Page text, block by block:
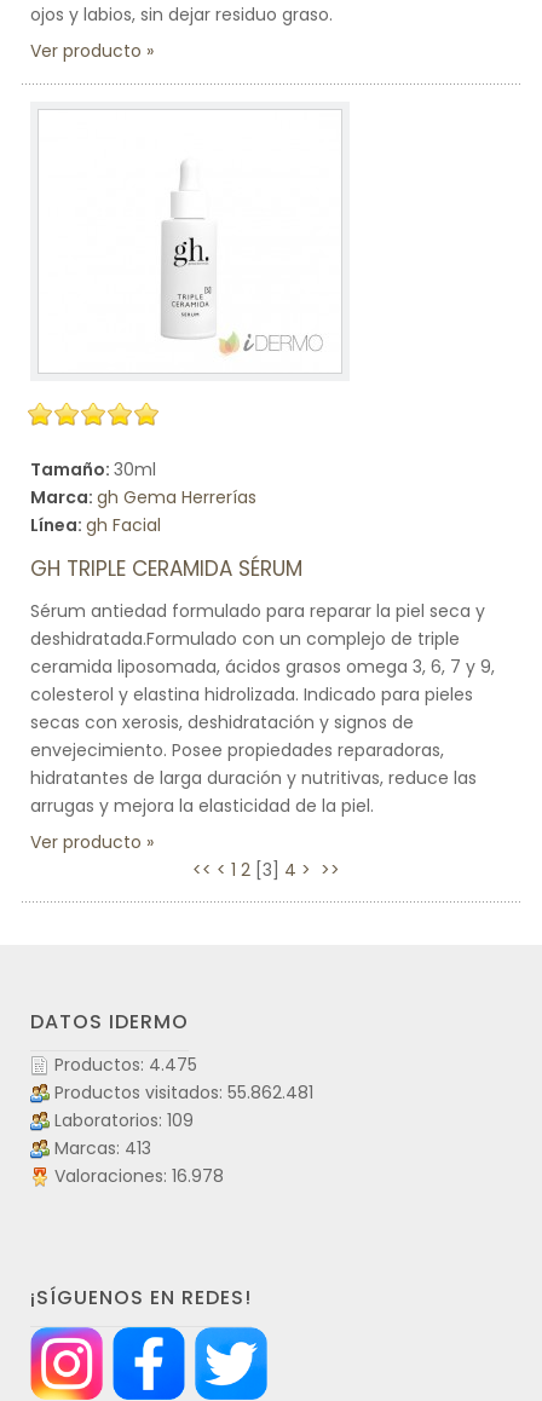
ojos y labios, sin dejar residuo graso.
Ver producto
Tamaño: 30ml
Marca: gh Gema Herrerías
Línea: gh Facial
GH TRIPLE CERAMIDA SÉRUM
Sérum antiedad formulado para reparar la piel seca y
deshidratada.Formulado con un complejo de triple
ceramida liposomada, ácidos grasos omega 3, 6, 7 y 9,
colesterol y elastina hidrolizada. Indicado para pieles
secas con xerosis, deshidratación y signos de
envejecimiento. Posee propiedades reparadoras,
hidratantes de larga duración y nutritivas, reduce las
arrugas y mejora la elasticidad de la piel.
Ver producto
<< < 1 2 3 4 > >>
DATOS IDERMO
Productos: 4.475
Productos visitados: 55.862.481
Laboratorios: 109
Marcas: 413
Valoraciones: 16.978
¡SÍGUENOS EN REDES!